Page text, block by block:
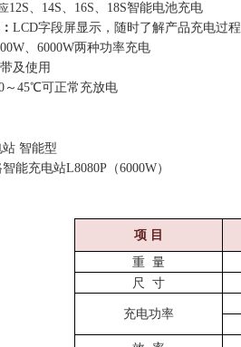
12S、14S、16S、18S智能电池充电
LCD字段屏显示 ，随时了解产品充电过程
、6000W两种功率充电
及使用
～45℃可正常充放电
站 智能型
能充电站L8080P（6000W）
项 目
重 量
尺
寸
充电功率